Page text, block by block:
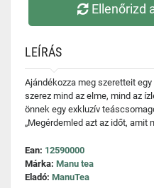
Ellenőrizd
LEÍRÁS
Ajándékozza meg szeretteit
szerez mind az elme, mind az
önnek egy exkluzív
„Megérdemled azt az időt, amit
Ean: 12590000
Márka: Manu tea
Eladó: ManuTea